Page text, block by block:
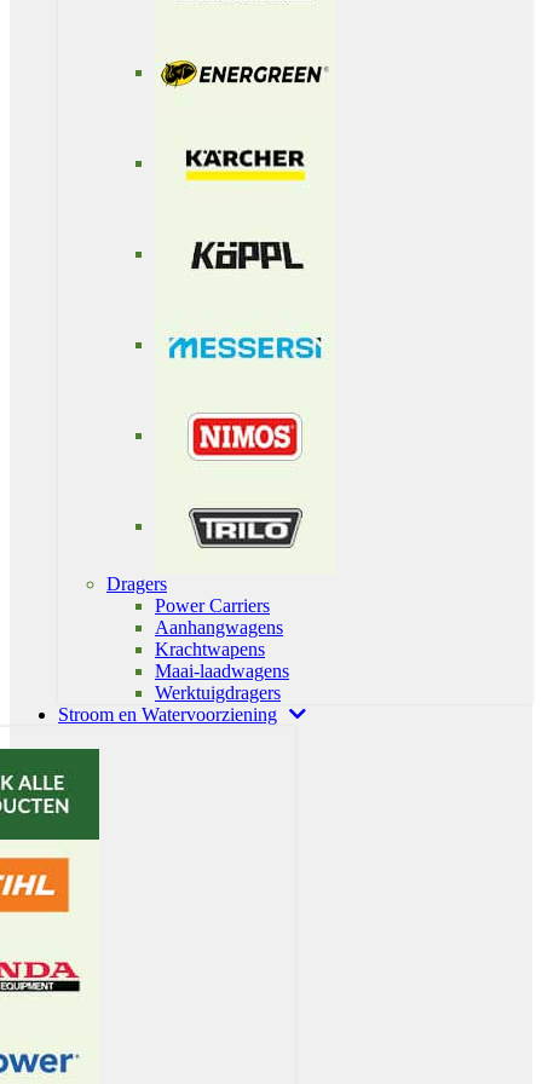
Dragers
Power Carriers
Aanhangwagens
Krachtwapens
Maai-laadwagens
Werktuigdragers
Stroom en Watervoorziening